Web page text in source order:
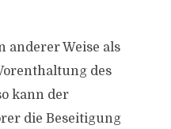
anderer Weise als
des
kann der
die Beseitigung